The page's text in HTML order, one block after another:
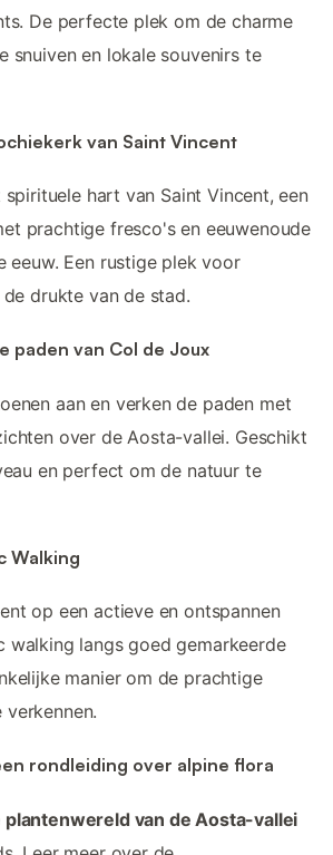
De perfecte plek om de charme
snuiven en lokale souvenirs te
van Saint Vincent
spirituele hart van Saint Vincent, een
prachtige fresco's en eeuwenoude
eeuw. Een rustige plek voor
drukte van de stad.
paden van Col de Joux
aan en verken de paden met
over de Aosta-vallei. Geschikt
en perfect om de natuur te
Walking
op een actieve en ontspannen
walking langs goed gemarkeerde
manier om de prachtige
rondleiding over alpine flora
plantenwereld van de Aosta-vallei